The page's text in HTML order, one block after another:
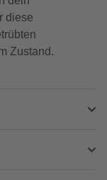
diese
Zustand.